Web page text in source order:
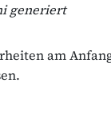
generiert
am